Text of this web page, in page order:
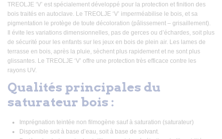
TREOLJE ‘V’ est spécialement développé pour la protection et finition des
bois traités en autoclave. Le TREOLJE ‘V’ imperméabilise le bois, et sa
pigmentation le protège de toute décoloration (pâlissement – grisaillement).
Il évite les variations dimensionnelles, pas de gerces ou d’échardes, soit plus
de sécurité pour les enfants sur les jeux en bois de plein air. Les lames de
terrasse en bois, après la pluie, sèchent plus rapidement et ne sont plus
glissantes. Le TREOLJE ‘V’ offre une protection très efficace contre les
rayons UV.
Qualités principales du
saturateur bois :
Imprégnation teintée non filmogène sauf à saturation (saturateur)
Disponible soit à base d’eau, soit à base de solvant.